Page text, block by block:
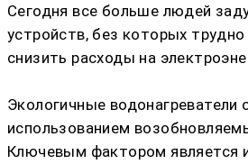
Сегодня все больше людей
устройств, без которых
снизить расходы на
Экологичные водонагреватели
использованием
Ключевым фактором является